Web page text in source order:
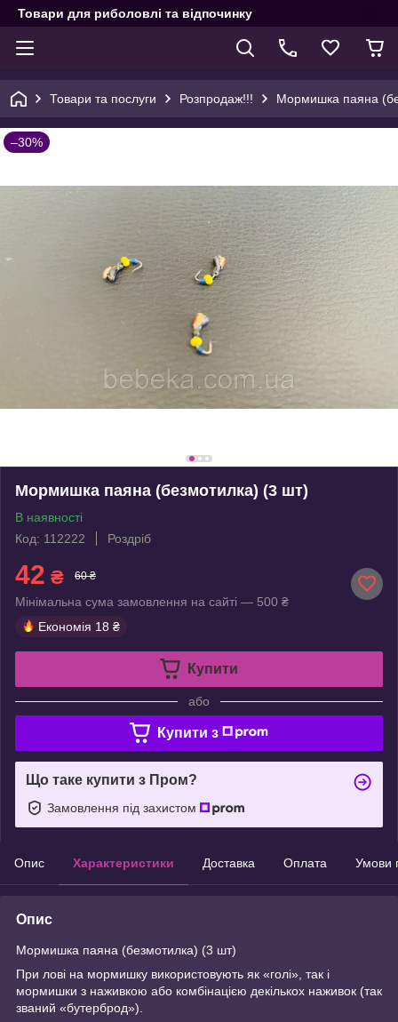
Товари для риболовлі та відпочинку
Товари та послуги Розпродаж!!! Мормишка паяна
–30%
Мормишка паяна (безмотилка) (3 шт)
В наявності
Код: 112222
Роздріб
42 ₴ 60 ₴
Мінімальна сума замовлення на сайті — 500 ₴
Економія 18 ₴
Купити
або
Купити з
Що таке купити з Пром?
Замовлення під захистом
Опис Характеристики Доставка Оплата Умови
Опис
Мормишка паяна (безмотилка) (3 шт)
При лові на мормишку використовують як «голі», так і
мормишки з наживкою або комбінацією декількох наживок (так
званий «бутерброд»).